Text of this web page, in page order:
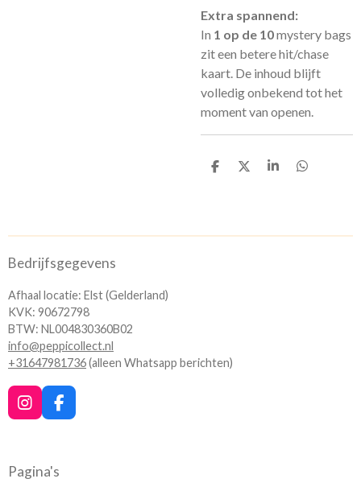
Extra spannend:
In 1 op de 10mystery bags
zit een betere hit/chase
kaart. De inhoud blijft
volledig onbekend tot het
moment van openen.
D
D
S
D
Bedrijfsgegevens
Afhaal locatie: Elst (Gelderland)
KVK: 90672798
BTW: NL004830360B02
info@peppicollect.nl
+31647981736(alleen Whatsapp berichten)
I
n
a
F
a
b
Pagina's